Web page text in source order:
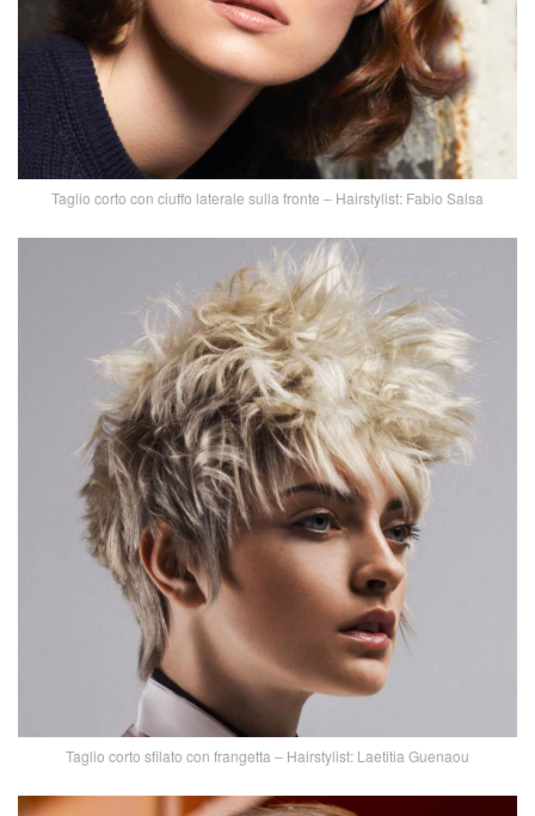
Taglio corto con ciuffo laterale sulla fronte – Hairstylist: Fabio Salsa
Taglio corto sfilato con frangetta – Hairstylist: Laetitia Guenaou